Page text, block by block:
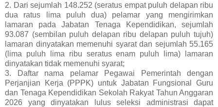
2. Dari sejumlah 148.252 (seratus empat puluh delapan ribu
dua ratus lima puluh dua) pelamar yang mengirimkan
lamaran pada Jabatan Tenaga Kependidikan, sejumlah
93.087 (sembilan puluh delapan ribu delapan puluh tujuh)
lamaran dinyatakan memenuhi syarat dan sejumlah 55.165
(lima puluh lima ribu seratus enam puluh lima) lamaran
dinyatakan tidak memenuhi syarat;
3. Daftar nama pelamar Pegawai Pemerintah dengan
Perjanjian Kerja (PPPK) untuk Jabatan Fungsional Guru
dan Tenaga Kependidikan Sekolah Rakyat Tahun Anggaran
2026 yang dinyatakan lulus seleksi administrasi dapat